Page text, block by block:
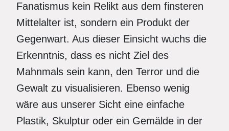
Fanatismus kein Relikt aus dem finsteren
Mittelalter ist, sondern ein Produkt der
Gegenwart. Aus dieser Einsicht wuchs die
Erkenntnis, dass es nicht Ziel des
Mahnmals sein kann, den Terror und die
Gewalt zu visualisieren. Ebenso wenig
wäre aus unserer Sicht eine einfache
Plastik, Skulptur oder ein Gemälde in der